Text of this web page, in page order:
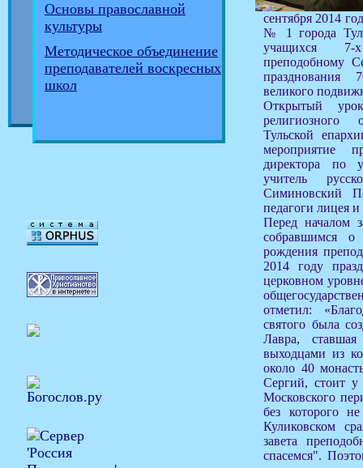
Основы православной
культуры
Методическое объединение
преподавателей воскресных
школ
сентября 2014
№ 1 города
учащихся 7-
преподобному
празднования
великого
Открытый
религиозного
Тульской
мероприятие
директора по
учитель
Симиновский
педагоги лицея
Перед началом
собравшимся
рождения
2014 году
церковном
отметил:
святого была
Лавра,
выходцами из
около 40
Сергий, стоит у
Московского
без которого
Куликовском
завета
спасемся".